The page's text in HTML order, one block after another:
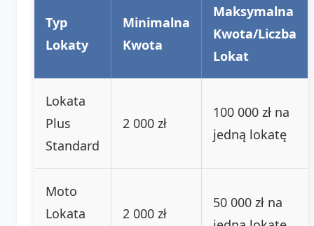
Typ
Lokaty
Minimalna
Kwota
Maksymalna
Kwota/Liczba
Lokat
Lokata
Plus
Standard
2 000 zł
100 000 zł na
jedną lokatę
Moto
Lokata
2 000 zł
50 000 zł na